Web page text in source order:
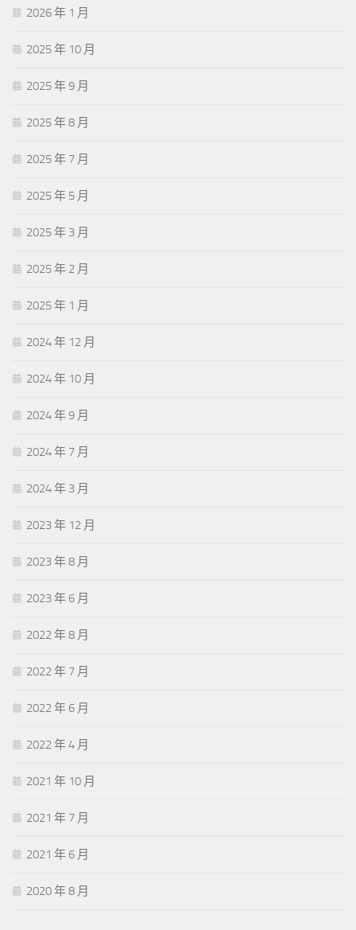
2026 年 1 月
2025 年 10 月
2025 年 9 月
2025 年 8 月
2025 年 7 月
2025 年 5 月
2025 年 3 月
2025 年 2 月
2025 年 1 月
2024 年 12 月
2024 年 10 月
2024 年 9 月
2024 年 7 月
2024 年 3 月
2023 年 12 月
2023 年 8 月
2023 年 6 月
2022 年 8 月
2022 年 7 月
2022 年 6 月
2022 年 4 月
2021 年 10 月
2021 年 7 月
2021 年 6 月
2020 年 8 月